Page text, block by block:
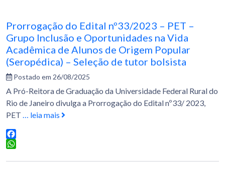
Prorrogação do Edital nº33/2023 – PET –
Grupo Inclusão e Oportunidades na Vida
Acadêmica de Alunos de Origem Popular
(Seropédica) – Seleção de tutor bolsista
Postado em 26/08/2025
A Pró-Reitora de Graduação da Universidade Federal Rural do
Rio de Janeiro divulga a Prorrogação do Edital nº33/ 2023,
PET … leia mais
Facebook